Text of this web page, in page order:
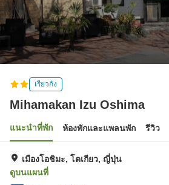
เรียวกัง
Mihamakan Izu Oshima
แนะนำที่พัก ห้องพักและแพลนพัก รีวิว
เมืองโอชิมะ, โตเกียว, ญี่ปุ่น
ดูบนแผนที่